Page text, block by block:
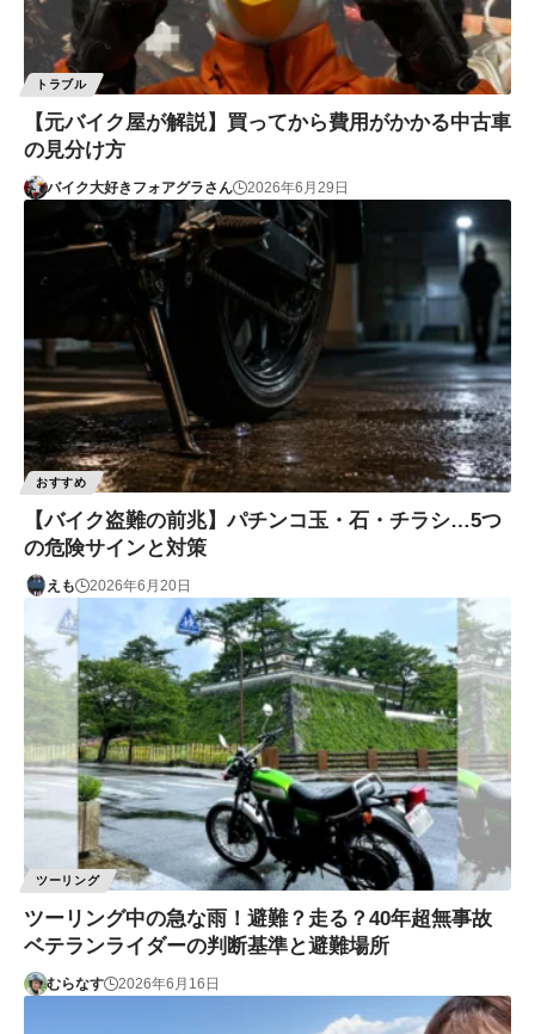
トラブル
【元バイク屋が解説】買ってから費用がかかる中古車
の見分け方
バイク大好きフォアグラさん 2026年6月29日
おすすめ
【バイク盗難の前兆】パチンコ玉・石・チラシ…5つ
の危険サインと対策
えも 2026年6月20日
ツーリング
ツーリング中の急な雨！避難？走る？40年超無事故
ベテランライダーの判断基準と避難場所
むらなす 2026年6月16日